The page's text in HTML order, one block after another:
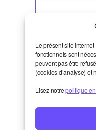
Le présent site
fonctionnels sont
peuvent pas être
(cookies d’analyse)
Lisez notrepolitique
Nom*